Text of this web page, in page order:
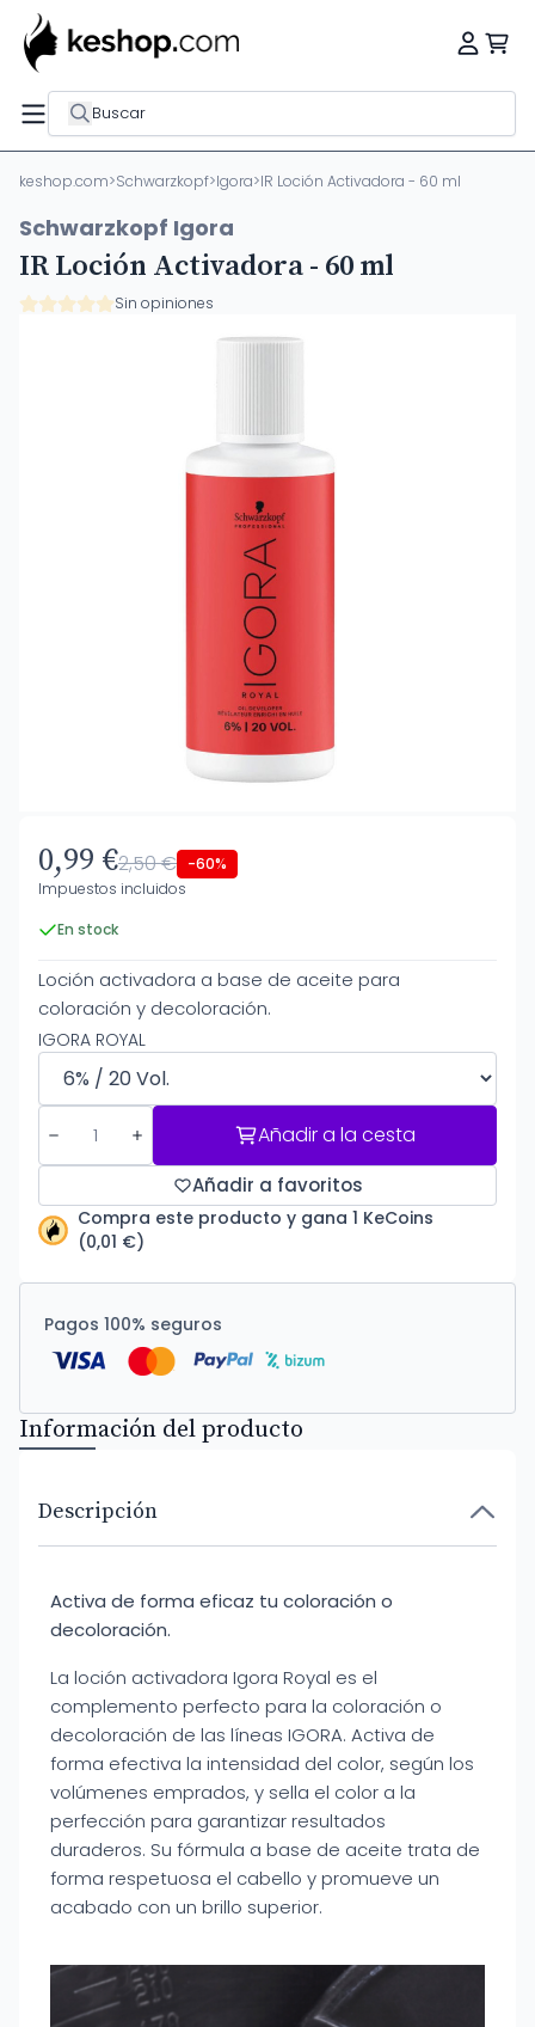
Buscar
keshop.com>Schwarzkopf>Igora>IR Loción Activadora - 60 ml
Schwarzkopf Igora
IR Loción Activadora - 60 ml
Sin opiniones
0,99 €2,50 € -60%
Impuestos incluidos
En stock
Loción activadora a base de aceite para
coloración y decoloración.
IGORA ROYAL
Añadir a la cesta
Añadir a favoritos
Compra este producto y gana 1 KeCoins
(0,01 €)
Pagos 100% seguros
Información del producto
Descripción
Activa de forma eficaz tu coloración o
decoloración.
La loción activadora Igora Royal es el
complemento perfecto para la coloración o
decoloración de las líneas IGORA. Activa de
forma efectiva la intensidad del color, según los
volúmenes emprados, y sella el color a la
perfección para garantizar resultados
duraderos. Su fórmula a base de aceite trata de
forma respetuosa el cabello y promueve un
acabado con un brillo superior.